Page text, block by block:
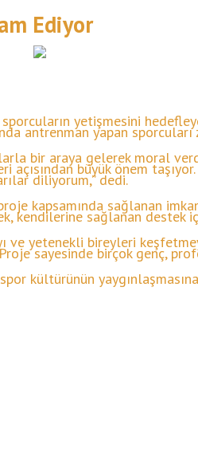
Ediyor
yetişmesini
antrenman yapan
bir araya gelerek moral
büyük önem
diliyorum,” dedi.
kapsamında sağlanan
kendilerine sağlanan destek
yetenekli bireyleri
sayesinde birçok genç,
kültürünün